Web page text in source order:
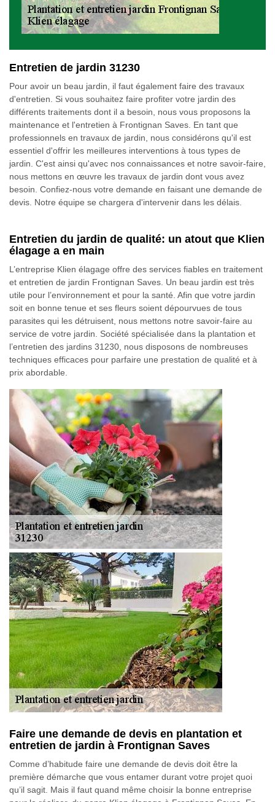
Entretien de jardin 31230
Pour avoir un beau jardin, il faut également faire des travaux
d'entretien. Si vous souhaitez faire profiter votre jardin des
différents traitements dont il a besoin, nous vous proposons la
maintenance et l'entretien à Frontignan Saves. En tant que
professionnels en travaux de jardin, nous considérons qu'il est
essentiel d'offrir les meilleures interventions à tous types de
jardin. C'est ainsi qu'avec nos connaissances et notre savoir-faire,
nous mettons en œuvre les travaux de jardin dont vous avez
besoin. Confiez-nous votre demande en faisant une demande de
devis. Notre équipe se chargera d'intervenir dans les délais.
Entretien du jardin de qualité: un atout que Klien
élagage a en main
L’entreprise Klien élagage offre des services fiables en traitement
et entretien de jardin Frontignan Saves. Un beau jardin est très
utile pour l’environnement et pour la santé. Afin que votre jardin
soit en bonne tenue et ses fleurs soient dépourvues de tous
parasites qui les détruisent, nous mettons notre savoir-faire au
service de votre jardin. Société spécialisée dans la plantation et
l’entretien des jardins 31230, nous disposons de nombreuses
techniques efficaces pour parfaire une prestation de qualité et à
prix abordable.
Faire une demande de devis en plantation et
entretien de jardin à Frontignan Saves
Comme d’habitude faire une demande de devis doit être la
première démarche que vous entamer durant votre projet quoi
qu’il sagit. Mais il faut quand même choisir la bonne entreprise